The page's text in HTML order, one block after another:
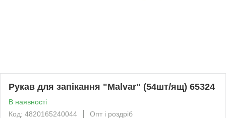
Рукав для запікання "Malvar" (54шт/ящ) 65324
В наявності
Код: 4820165240044
Опт і роздріб